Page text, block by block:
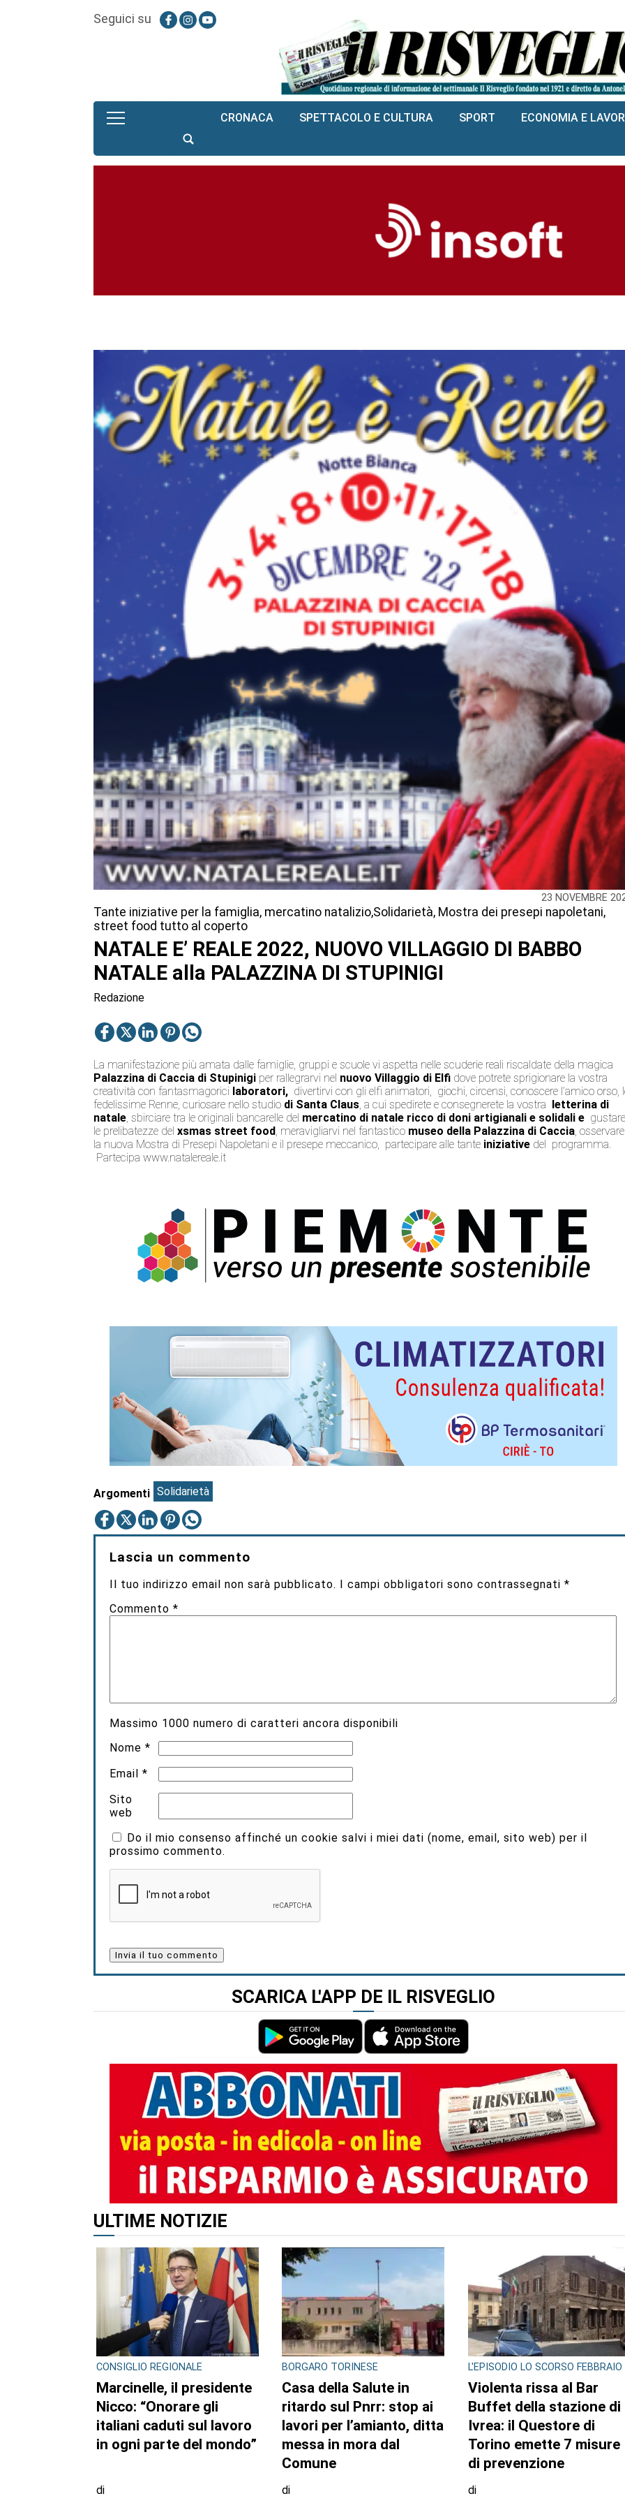
Seguici su
CRONACA SPETTACOLO E CULTURA SPORT ECONOMIA E
23 NOVEMBRE
Tante iniziative per la famiglia, mercatino natalizio,Solidarietà, Mostra dei presepi napoletani,
street food tutto al coperto
NATALE E’ REALE 2022, NUOVO VILLAGGIO DI BABBO
NATALE alla PALAZZINA DI STUPINIGI
Redazione
La manifestazione più amata dalle famiglie, gruppi e scuole vi aspetta nelle scuderie reali riscaldate della magica
Palazzina di Caccia di Stupinigi per rallegrarvi nel nuovo Villaggio di Elfi dove potrete sprigionare la vostra
creatività con fantasmagorici laboratori, divertirvi con gli elfi animatori, giochi, circensi, conoscere l’amico orso,
fedelissime Renne, curiosare nello studio di Santa Claus , a cui spedirete e consegnerete la vostra letterina di
natale , sbirciare tra le originali bancarelle del mercatino di natale ricco di doni artigianali e solidali e
le prelibatezze del xsmas street food , meravigliarvi nel fantastico museo della Palazzina di Caccia , osservare
la nuova Mostra di Presepi Napoletani e il presepe meccanico, partecipare alle tante iniziative del programma.
Partecipa www.natalereale.it
Argomenti Solidarietà
Lascia un commento
Il tuo indirizzo email non sarà pubblicato. I campi obbligatori sono contrassegnati*
Commento*
Massimo 1000 numero di caratteri ancora disponibili
Nome*
Email*
Sito
web
Do il mio consenso affinché un cookie salvi i miei dati (nome, email, sito web) per il
prossimo commento.
SCARICA L'APP DE IL RISVEGLIO
ALTRI ARTICOLI DI QUESTO AUTORE
CONSIGLIO REGIONALE
Marcinelle, il presidente
Nicco: “Onorare gli
italiani caduti sul lavoro
CONSIGLIO REGIONALE
Ambiente e conti
pubblici al centro
dell’attività questa
settimana in Consiglio
regionale
CONSIGLIO REGIONALE
A Palazzo Lascaris la
mostra “Romano
Gazzera. Nel regno dei
fiori giganti”